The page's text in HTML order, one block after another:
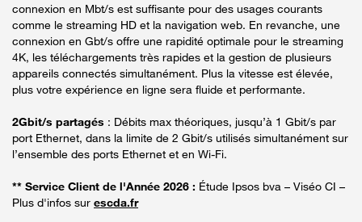
connexion en Mbt/s est suffisante pour des usages courants
comme le streaming HD et la navigation web. En revanche, une
connexion en Gbt/s offre une rapidité optimale pour le streaming
4K, les téléchargements très rapides et la gestion de plusieurs
appareils connectés simultanément. Plus la vitesse est élevée,
plus votre expérience en ligne sera fluide et performante.
2Gbit/s partagés : Débits max théoriques, jusqu’à 1 Gbit/s par
port Ethernet, dans la limite de 2 Gbit/s utilisés simultanément sur
l’ensemble des ports Ethernet et en Wi-Fi.
** Service Client de l'Année 2026 : Étude Ipsos bva – Viséo CI –
Plus d'infos sur escda.fr